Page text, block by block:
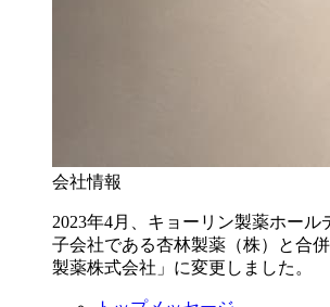
会社情報
2023年4月、キョーリン製薬ホール
子会社である杏林製薬（株）と合
製薬株式会社」に変更しました。